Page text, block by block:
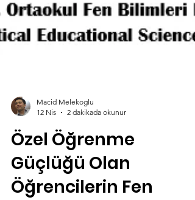
Macid Melekoglu
12 Nis
2 dakikada okunur